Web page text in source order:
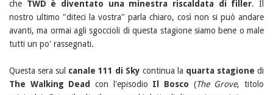
che TWD è diventato una minestra riscaldata di filler. Il
nostro ultimo "diteci la vostra" parla chiaro, così non si può andare
avanti, ma ormai agli sgoccioli di questa stagione siamo bene o male
tutti un po' rassegnati.
Questa sera sul canale 111 di Sky continua la quarta stagione di
The Walking Dead
con l'episodio Il Bosco (The Grove, titolo